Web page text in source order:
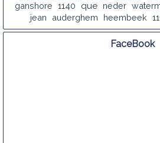
ganshore 1140 que neder
jean
auderghem heembeek
FaceBook